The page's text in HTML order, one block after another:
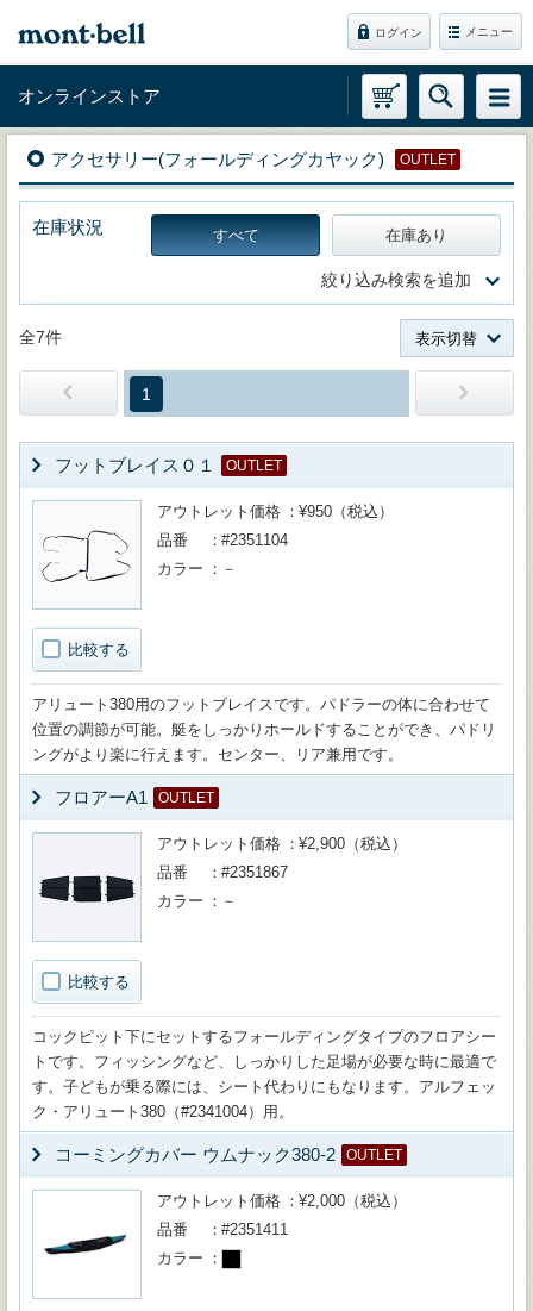
ログイン メニュー
オンラインストア
アクセサリー(フォールディングカヤック) OUTLET
在庫状況 すべて 在庫あり
絞り込み検索を追加
全7件 表示切替
1
フットブレイス０１ OUTLET
比較する
アウトレット価格
¥950（税込）
品番
#2351104
カラー
－
アリュート380用のフットブレイスです。パドラーの体に合わせて
位置の調節が可能。艇をしっかりホールドすることができ、パドリ
ングがより楽に行えます。センター、リア兼用です。
フロアーA1 OUTLET
比較する
アウトレット価格
¥2,900（税込）
品番
#2351867
カラー
－
コックピット下にセットするフォールディングタイプのフロアシー
トです。フィッシングなど、しっかりした足場が必要な時に最適で
す。子どもが乗る際には、シート代わりにもなります。アルフェッ
ク・アリュート380（#2341004）用。
コーミングカバー ウムナック380-2 OUTLET
アウトレット価格
¥2,000（税込）
品番
#2351411
カラー